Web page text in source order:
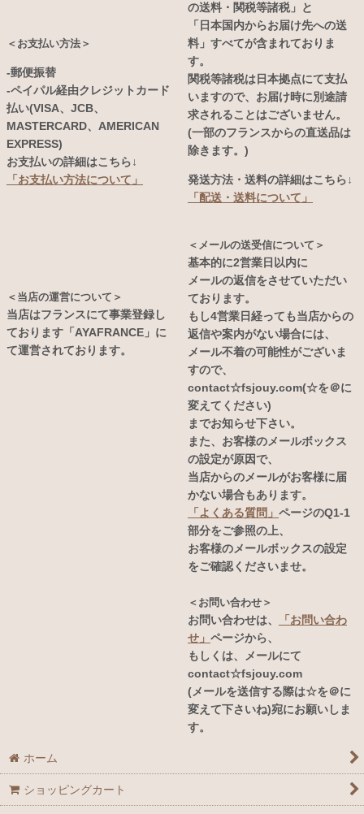
＜お支払い方法＞
-郵便振替
-ペイパル経由クレジットカード
払い(VISA、JCB、
MASTERCARD、AMERICAN
EXPRESS)
お支払いの詳細はこちら↓
「お支払い方法について」
＜当店の運営について＞
当店はフランスにて事業登録し
ております「AYAFRANCE」に
て運営されております。
の送料・関税等諸税」と
「日本国内からお届け先への送
料」すべてが含まれておりま
す。
関税等諸税は日本拠点にて支払
いますので、お届け時に別途請
求されることはございません。
(一部のフランスからの直送品は
除きます。)
発送方法・送料の詳細はこちら↓
「配送・送料について」
＜メールの送受信について＞
基本的に2営業日以内に
メールの返信をさせていただい
ております。
もし4営業日経っても当店からの
返信や案内がない場合には、
メール不着の可能性がございま
すので、
contact☆fsjouy.com(☆を＠に
変えてください)
までお知らせ下さい。
また、お客様のメールボックス
の設定が原因で、
当店からのメールがお客様に届
かない場合もあります。
「よくある質問」 ページのQ1-1
部分をご参照の上、
お客様のメールボックスの設定
をご確認くださいませ。
＜お問い合わせ＞
お問い合わせは、
「お問い合わ
せ」 ページから、
もしくは、メールにて
contact☆fsjouy.com
(メールを送信する際は☆を＠に
変えて下さいね)宛にお願いしま
す。
ホーム
ショッピングカート